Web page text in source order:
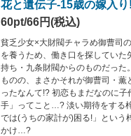
花と遺伝子-15歳の嫁入
60pt/66円(税込)
貧乏少女×大財閥チャラめ御曹司
を養うため、働き口を探してい
持ち・九条財閥からのものだっ
ものの、まさかそれが御曹司・
ったなんて!? 初恋もまだなのに
手」ってこと…? 淡い期待をする
では(うちの家計が)困る!」という
かけ…?